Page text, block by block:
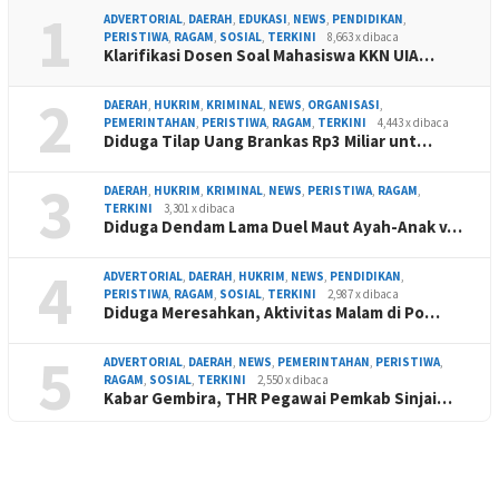
1 ADVERTORIAL, DAERAH, EDUKASI, NEWS, PENDIDIKAN,
PERISTIWA, RAGAM, SOSIAL, TERKINI 8,663 x dibaca
Klarifikasi Dosen Soal Mahasiswa KKN UIA…
2 DAERAH, HUKRIM, KRIMINAL, NEWS, ORGANISASI,
PEMERINTAHAN, PERISTIWA, RAGAM, TERKINI 4,443 x dibaca
Diduga Tilap Uang Brankas Rp3 Miliar unt…
3 DAERAH, HUKRIM, KRIMINAL, NEWS, PERISTIWA, RAGAM,
TERKINI
3,301 x dibaca
Diduga Dendam Lama Duel Maut Ayah-Anak v…
4 ADVERTORIAL, DAERAH, HUKRIM, NEWS, PENDIDIKAN,
PERISTIWA, RAGAM, SOSIAL, TERKINI 2,987 x dibaca
Diduga Meresahkan, Aktivitas Malam di Po…
5 ADVERTORIAL, DAERAH, NEWS, PEMERINTAHAN, PERISTIWA,
RAGAM, SOSIAL, TERKINI 2,550 x dibaca
Kabar Gembira, THR Pegawai Pemkab Sinjai…